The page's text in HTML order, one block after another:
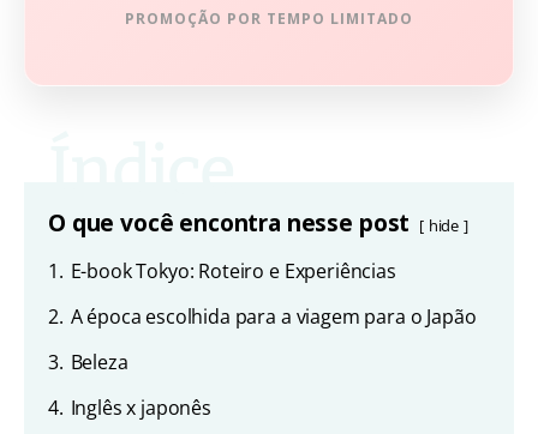
PROMOÇÃO POR TEMPO LIMITADO
O que você encontra nesse post hide
1. E-book Tokyo: Roteiro e Experiências
2. A época escolhida para a viagem para o Japão
3. Beleza
4. Inglês x japonês